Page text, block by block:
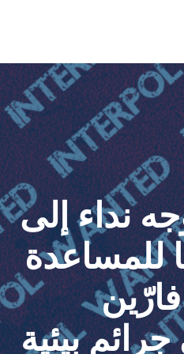
نداء إلى
للمساعدة
بيئية